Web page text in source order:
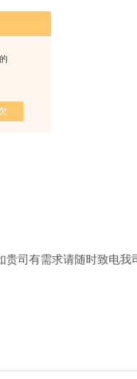
司有需求请随时致电我